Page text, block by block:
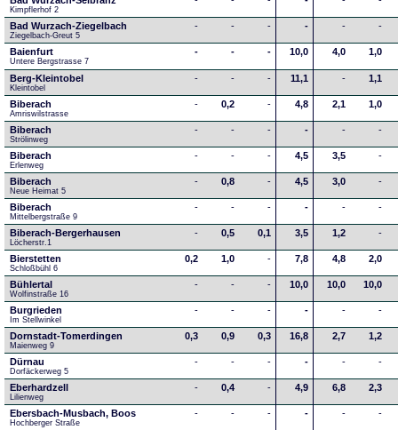
Kimpflerhof 2
Bad Wurzach-Ziegelbach
Ziegelbach-Greut 5
- - - - - -
Baienfurt
Untere Bergstrasse 7
- - - 10,0 4,0 1,0
Berg-Kleintobel
Kleintobel
- - - 11,1 - 1,1
Biberach
Amriswilstrasse
- 0,2 - 4,8 2,1 1,0
Biberach
Strölinweg
- - - - - -
Biberach
Erlenweg
- - - 4,5 3,5 -
Biberach
Neue Heimat 5
- 0,8 - 4,5 3,0 -
Biberach
Mittelbergstraße 9
- - - - - -
Biberach-Bergerhausen
Löcherstr.1
- 0,5 0,1 3,5 1,2 -
Bierstetten
Schloßbühl 6
0,2 1,0 - 7,8 4,8 2,0
Bühlertal
Wolfinstraße 16
- - - 10,0 10,0 10,0
Burgrieden
Im Stellwinkel
- - - - - -
Dornstadt-Tomerdingen
Maienweg 9
0,3 0,9 0,3 16,8 2,7 1,2
Dürnau
Dorfäckerweg 5
- - - - - -
Eberhardzell
Lilienweg
- 0,4 - 4,9 6,8 2,3
Ebersbach-Musbach, Boos
Hochberger Straße
- - - - - -